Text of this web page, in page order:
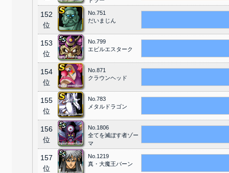
152
位
No.751
だいまじん
153
位
No.799
エビルエスターク
154
位
No.871
クラウンヘッド
155
位
No.783
メタルドラゴン
156
位
No.1806
全てを滅ぼす者ゾー
マ
157
位
No.1219
真・大魔王バーン